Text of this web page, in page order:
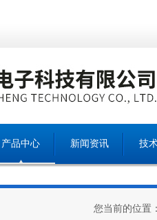
产品中心 新闻资讯 技
您当前的位置